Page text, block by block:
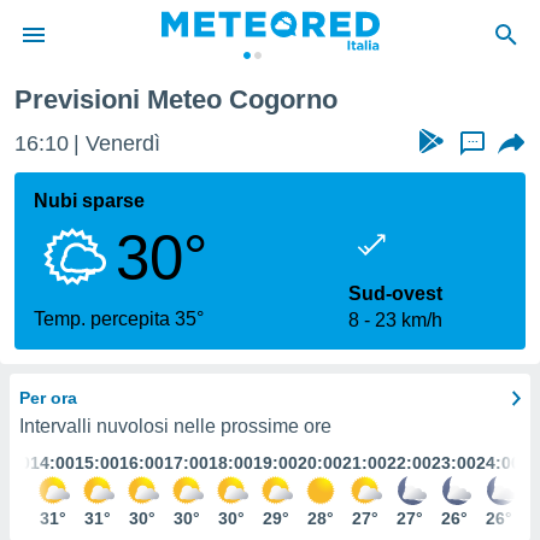
di
per
le
di
le
Previsioni Meteo Cogorno
16:10 Venerdì ...
Nubi sparse
30°
Temp. percepita 35°
Sud-ovest
8
23 km/h
Per ora
Intervalli nuvolosi nelle prossime ore
14:00
31°
15:00
31°
16:00
30°
17:00
30°
18:00
30°
19:00
29°
20:00
28°
21:00
27°
22:00
27°
23:00
26°
24:00
26°